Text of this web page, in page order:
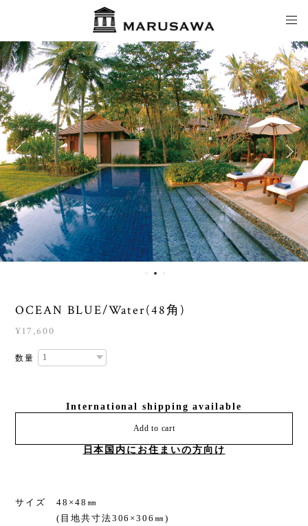
OCEAN BLUE/Water(48角)
¥17,600
数量
International shipping available
Add to cart
日本国内にお住まいの方向け
サイズ 48×48㎜
(目地共寸法306×306㎜)